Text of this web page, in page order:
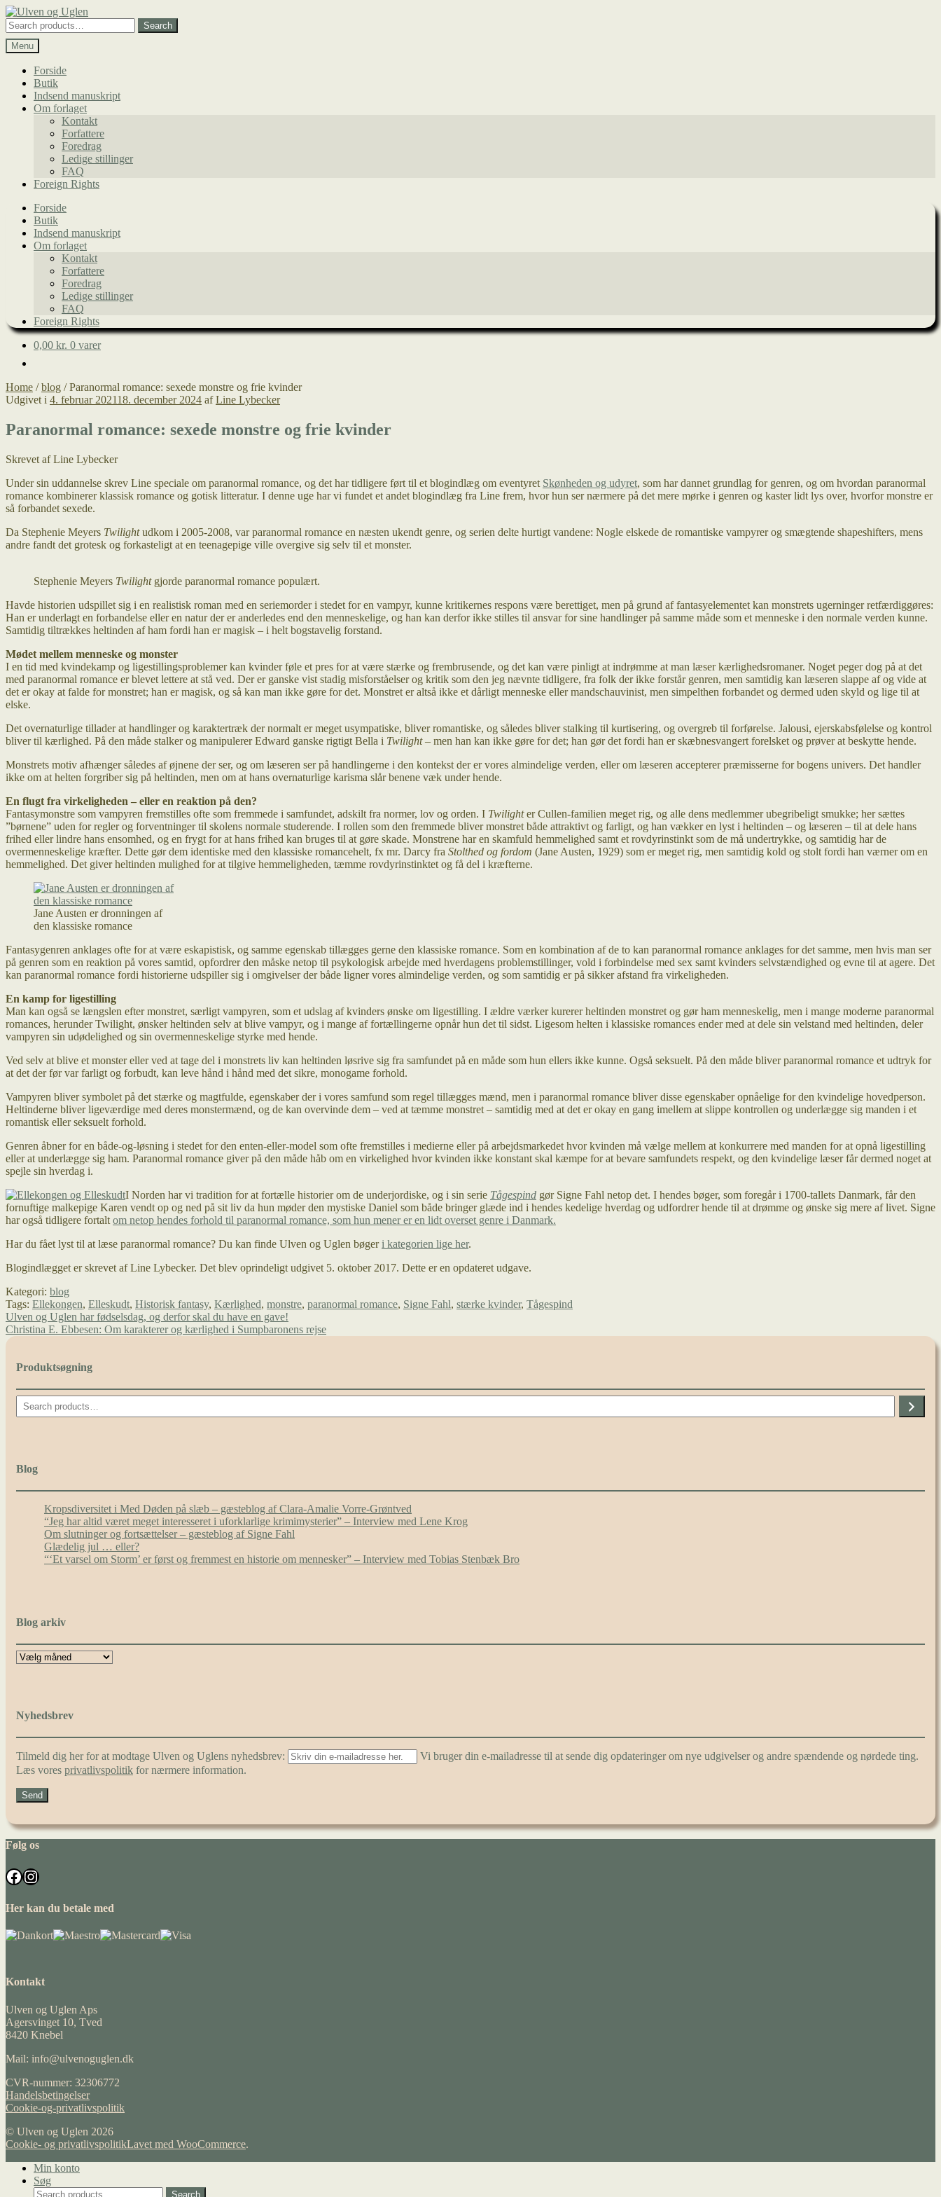
Spring
til
navigation
Spring
til
indhold
Search
for:
Search
Menu
Forside
Butik
Indsend manuskript
Om forlaget
Kontakt
Forfattere
Foredrag
Ledige stillinger
FAQ
Foreign Rights
Forside
Butik
Indsend manuskript
Om forlaget
Kontakt
Forfattere
Foredrag
Ledige stillinger
FAQ
Foreign Rights
0,00 kr. 0 varer
Home /blog /Paranormal romance: sexede monstre og frie kvinder
Udgivet i 4. februar 202118. december 2024 afLine Lybecker
Paranormal romance: sexede monstre og frie kvinder
Skrevet af Line Lybecker
Under sin uddannelse skrev Line speciale om paranormal romance, og det har tidligere ført til et blogindlæg om eventyret Skønheden og udyret, som har dannet grundlag for genren, og om hvordan paranormal
romance kombinerer klassisk romance og gotisk litteratur. I denne uge har vi fundet et andet blogindlæg fra Line frem, hvor hun ser nærmere på det mere mørke i genren og kaster lidt lys over, hvorfor monstre er
så forbandet sexede.
Da Stephenie Meyers Twilightudkom i 2005-2008, var paranormal romance en næsten ukendt genre, og serien delte hurtigt vandene: Nogle elskede de romantiske vampyrer og smægtende shapeshifters, mens
andre fandt det grotesk og forkasteligt at en teenagepige ville overgive sig selv til et monster.
Stephenie Meyers Twilightgjorde paranormal romance populært.
Havde historien udspillet sig i en realistisk roman med en seriemorder i stedet for en vampyr, kunne kritikernes respons være berettiget, men på grund af fantasyelementet kan monstrets ugerninger retfærdiggøres:
Han er underlagt en forbandelse eller en natur der er anderledes end den menneskelige, og han kan derfor ikke stilles til ansvar for sine handlinger på samme måde som et menneske i den normale verden kunne.
Samtidig tiltrækkes heltinden af ham fordi han er magisk – i helt bogstavelig forstand.
Mødet mellem menneske og monster
I en tid med kvindekamp og ligestillingsproblemer kan kvinder føle et pres for at være stærke og frembrusende, og det kan være pinligt at indrømme at man læser kærlighedsromaner. Noget peger dog på at det
med paranormal romance er blevet lettere at stå ved. Der er ganske vist stadig misforståelser og kritik som den jeg nævnte tidligere, fra folk der ikke forstår genren, men samtidig kan læseren slappe af og vide at
det er okay at falde for monstret; han er magisk, og så kan man ikke gøre for det. Monstret er altså ikke et dårligt menneske eller mandschauvinist, men simpelthen forbandet og dermed uden skyld og lige til at
elske.
Det overnaturlige tillader at handlinger og karaktertræk der normalt er meget usympatiske, bliver romantiske, og således bliver stalking til kurtisering, og overgreb til forførelse. Jalousi, ejerskabsfølelse og kontrol
bliver til kærlighed. På den måde stalker og manipulerer Edward ganske rigtigt Bella i Twilight– men han kan ikke gøre for det; han gør det fordi han er skæbnesvangert forelsket og prøver at beskytte hende.
Monstrets motiv afhænger således af øjnene der ser, og om læseren ser på handlingerne i den kontekst der er vores almindelige verden, eller om læseren accepterer præmisserne for bogens univers. Det handler
ikke om at helten forgriber sig på heltinden, men om at hans overnaturlige karisma slår benene væk under hende.
En flugt fra virkeligheden – eller en reaktion på den?
Fantasymonstre som vampyren fremstilles ofte som fremmede i samfundet, adskilt fra normer, lov og orden. I Twilighter Cullen-familien meget rig, og alle dens medlemmer ubegribeligt smukke; her sættes
”børnene” uden for regler og forventninger til skolens normale studerende. I rollen som den fremmede bliver monstret både attraktivt og farligt, og han vækker en lyst i heltinden – og læseren – til at dele hans
frihed eller lindre hans ensomhed, og en frygt for at hans frihed kan bruges til at gøre skade. Monstrene har en skamfuld hemmelighed samt et rovdyrinstinkt som de må undertrykke, og samtidig har de
overmenneskelige kræfter. Dette gør dem identiske med den klassiske romancehelt, fx mr. Darcy fra Stolthed og fordom (Jane Austen, 1929) som er meget rig, men samtidig kold og stolt fordi han værner om en
hemmelighed. Det giver heltinden mulighed for at tilgive hemmeligheden, tæmme rovdyrinstinktet og få del i kræfterne.
Jane Austen er dronningen af
den klassiske romance
Fantasygenren anklages ofte for at være eskapistisk, og samme egenskab tillægges gerne den klassiske romance. Som en kombination af de to kan paranormal romance anklages for det samme, men hvis man ser
på genren som en reaktion på vores samtid, opfordrer den måske netop til psykologisk arbejde med hverdagens problemstillinger, vold i forbindelse med sex samt kvinders selvstændighed og evne til at agere. Det
kan paranormal romance fordi historierne udspiller sig i omgivelser der både ligner vores almindelige verden, og som samtidig er på sikker afstand fra virkeligheden.
En kamp for ligestilling
Man kan også se længslen efter monstret, særligt vampyren, som et udslag af kvinders ønske om ligestilling. I ældre værker kurerer heltinden monstret og gør ham menneskelig, men i mange moderne paranormal
romances, herunder Twilight, ønsker heltinden selv at blive vampyr, og i mange af fortællingerne opnår hun det til sidst. Ligesom helten i klassiske romances ender med at dele sin velstand med heltinden, deler
vampyren sin udødelighed og sin overmenneskelige styrke med hende.
Ved selv at blive et monster eller ved at tage del i monstrets liv kan heltinden løsrive sig fra samfundet på en måde som hun ellers ikke kunne. Også seksuelt. På den måde bliver paranormal romance et udtryk for
at det der før var farligt og forbudt, kan leve hånd i hånd med det sikre, monogame forhold.
Vampyren bliver symbolet på det stærke og magtfulde, egenskaber der i vores samfund som regel tillægges mænd, men i paranormal romance bliver disse egenskaber opnåelige for den kvindelige hovedperson.
Heltinderne bliver ligeværdige med deres monstermænd, og de kan overvinde dem – ved at tæmme monstret – samtidig med at det er okay en gang imellem at slippe kontrollen og underlægge sig manden i et
romantisk eller seksuelt forhold.
Genren åbner for en både-og-løsning i stedet for den enten-eller-model som ofte fremstilles i medierne eller på arbejdsmarkedet hvor kvinden må vælge mellem at konkurrere med manden for at opnå ligestilling
eller at underlægge sig ham. Paranormal romance giver på den måde håb om en virkelighed hvor kvinden ikke konstant skal kæmpe for at bevare samfundets respekt, og den kvindelige læser får dermed noget at
spejle sin hverdag i.
I Norden har vi tradition for at fortælle historier om de underjordiske, og i sin serie Tågespind gør Signe Fahl netop det. I hendes bøger, som foregår i 1700-tallets Danmark, får den
fornuftige malkepige Karen vendt op og ned på sit liv da hun møder den mystiske Daniel som både bringer glæde ind i hendes kedelige hverdag og udfordrer hende til at drømme og ønske sig mere af livet. Signe
har også tidligere fortalt om netop hendes forhold til paranormal romance, som hun mener er en lidt overset genre i Danmark.
Har du fået lyst til at læse paranormal romance? Du kan finde Ulven og Uglen bøgeri kategorien lige her.
Blogindlægget er skrevet af Line Lybecker. Det blev oprindeligt udgivet 5. oktober 2017. Dette er en opdateret udgave.
Kategori: blog
Tags: Ellekongen, Elleskudt, Historisk fantasy, Kærlighed, monstre, paranormal romance, Signe Fahl, stærke kvinder, Tågespind
Indlægsnavigation
Forrige
indlæg:
Ulven og Uglen har fødselsdag, og derfor skal du have en gave!
Næste
indlæg:
Christina E. Ebbesen: Om karakterer og kærlighed i Sumpbaronens rejse
Produktsøgning
Search
Blog
Kropsdiversitet i Med Døden på slæb – gæsteblog af Clara-Amalie Vorre-Grøntved
“Jeg har altid været meget interesseret i uforklarlige krimimysterier” – Interview med Lene Krog
Om slutninger og fortsættelser – gæsteblog af Signe Fahl
Glædelig jul … eller?
“‘Et varsel om Storm’ er først og fremmest en historie om mennesker” – Interview med Tobias Stenbæk Bro
Blog arkiv
Nyhedsbrev
Tilmeld dig her for at modtage Ulven og Uglens nyhedsbrev:
Vi bruger din e-mailadresse til at sende dig opdateringer om nye udgivelser og andre spændende og nørdede ting.
Læs vores privatlivspolitik for nærmere information.
Følg os
Facebook
Instagram
Her kan du betale med
Kontakt
Ulven og Uglen Aps
Agersvinget 10, Tved
8420 Knebel
Mail: info@ulvenoguglen.dk
CVR-nummer: 32306772
Handelsbetingelser
Cookie-og-privatlivspolitik
© Ulven og Uglen 2026
Cookie- og privatlivspolitikLavet med WooCommerce.
Min konto
Søg
Search
Search